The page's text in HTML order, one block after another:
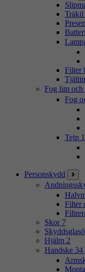
Träkil
Batteri
Filter
Fog lim och
Fog
Tejp
Personskydd
Filter
Skor 7
Hjälm 2
Handske 34